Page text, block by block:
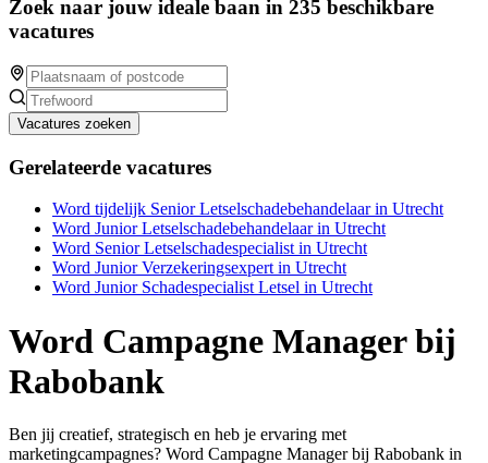
Zoek naar jouw ideale baan in 235 beschikbare
vacatures
Vacatures zoeken
Gerelateerde vacatures
Word tijdelijk Senior Letselschadebehandelaar in Utrecht
Word Junior Letselschadebehandelaar in Utrecht
Word Senior Letselschadespecialist in Utrecht
Word Junior Verzekeringsexpert in Utrecht
Word Junior Schadespecialist Letsel in Utrecht
Word Campagne Manager bij
Rabobank
Ben jij creatief, strategisch en heb je ervaring met
marketingcampagnes? Word Campagne Manager bij Rabobank in